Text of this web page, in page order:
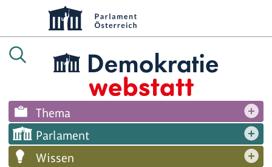
Thema
Parlament
Wissen